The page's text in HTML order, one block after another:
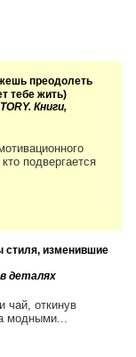
преодолеть
тебе жить)
Книги,
подвергается
стиля, изменившие
деталях
чай, откинув
модными...